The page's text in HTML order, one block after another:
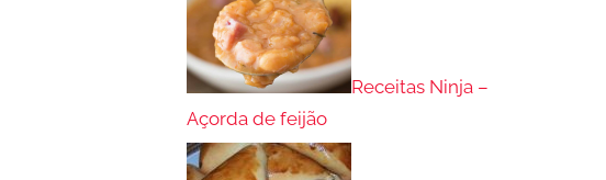
Receitas Ninja –
Açorda de feijão